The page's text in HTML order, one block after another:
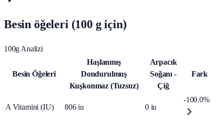
Besin öğeleri (100 g için)
100g Analizi
Besin Öğeleri
Haşlanmış
Dondurulmuş
Kuşkonmaz (Tuzsuz)
Arpacık
Soğanı -
Çiğ
Fark
A Vitamini (IU) 806 iu 0 iu
-100.0%